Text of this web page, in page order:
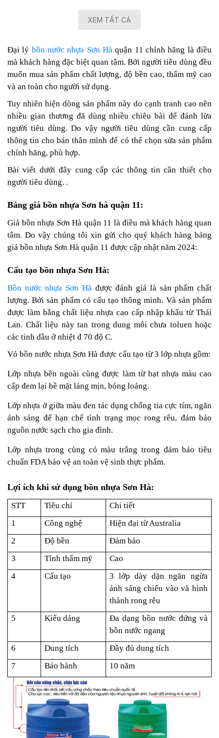
XEM TẤT CẢ
Đại lý bồn nước nhựa Sơn Hà quận 11 chính hãng là điều
mà khách hàng đặc biệt quan tâm. Bởi người tiêu dùng đều
muốn mua sản phẩm chất lượng, độ bền cao, thẩm mỹ cao
và an toàn cho người sử dụng.
Tuy nhiên hiện dòng sản phẩm này do cạnh tranh cao nên
nhiều gian thương đã dùng nhiều chiêu bài để đánh lừa
người tiêu dùng. Do vậy người tiêu dùng cần cung cấp
thông tin cho bản thân mình để có thể chọn sửa sản phẩm
chính hãng, phù hợp.
Bài viết dưới đây cung cấp các thông tin cần thiết cho
người tiêu dùng. .
Bảng giá bồn nhựa Sơn hà quận 11:
Giá bồn nhựa Sơn Hà quận 11 là điều mà khách hàng quan
tâm. Do vậy chúng tôi xin gửi cho quý khách hàng bảng
giá bồn nhựa Sơn Hà quận 11 được cập nhật năm 2024:
Cấu tạo bồn nhựa Sơn Hà:
Bồn nước nhựa Sơn Hàđược đánh giá là sản phẩm chất
lượng. Bởi sản phẩm có cấu tạo thông minh. Và sản phẩm
được làm bằng chất liệu nhựa cao cấp nhập khẩu từ Thái
Lan. Chất liệu này tan trong dung môi chưa toluen hoặc
các tinh dầu ở nhiệt đ 70 độ C.
Vỏ bồn nước nhựa Sơn Hà được cấu tạo từ 3 lớp nhựa gồm:
Lớp nhựa bên ngoài cùng được làm từ hạt nhựa màu cao
cấp đem lại bề mặt láng mịn, bóng loáng.
Lớp nhựa ở giữa màu đen tác dụng chống tia cực tím, ngăn
ánh sáng để hạn chế tình trạng mọc rong rêu, đảm bảo
nguồn nước sạch cho gia đình.
Lớp nhựa trong cùng có màu trắng trong đảm bảo tiêu
chuẩn FDA bảo vệ an toàn vệ sinh thực phẩm.
Lợi ích khi sử dụng bồn nhựa Sơn Hà:
STT Tiêu chí
Chi tiết
1
Công nghệ
Hiện đại từ Australia
2
Độ bền
Đảm bảo
3
Tính thẩm mỹ
Cao
4
Cấu tạo
3 lớp dày dặn ngăn ngừa
ánh sáng chiếu vào và hình
thành rong rêu
5
Kiểu dáng
Đa dạng bồn nước đứng và
bồn nước ngang
6
Dung tích
Đầy đủ dung tích
7
Bảo hành 10 năm